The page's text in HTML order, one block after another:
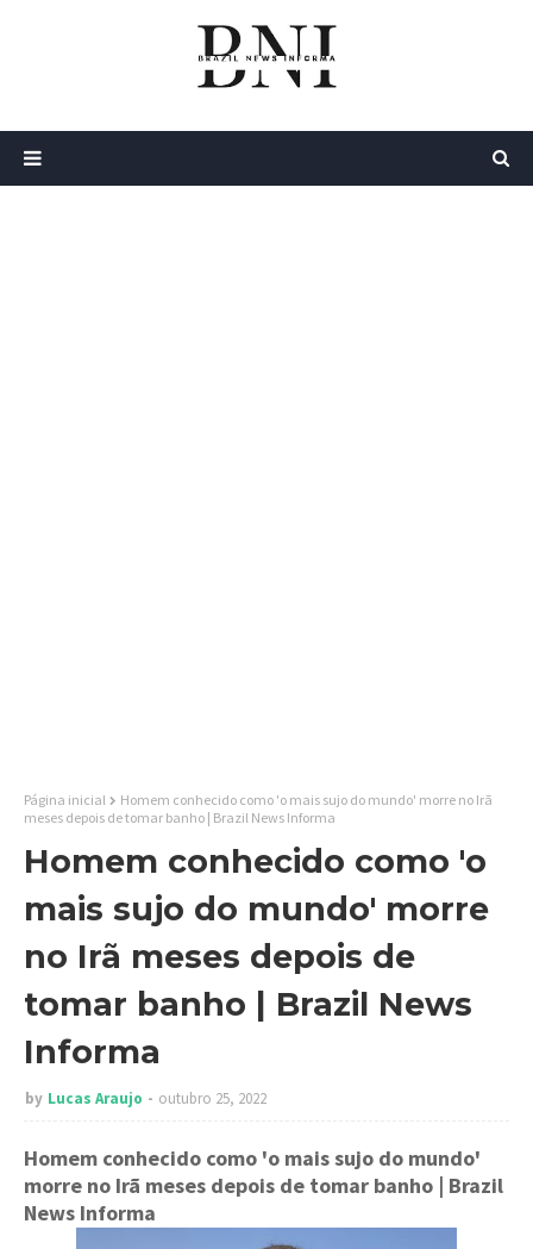
Página inicial
Homem conhecido como 'o mais sujo do mundo' morre no Irã
meses depois de tomar banho | Brazil News Informa
Homem conhecido como 'o
mais sujo do mundo' morre
no Irã meses depois de
tomar banho | Brazil News
Informa
by Lucas Araujo outubro 25, 2022
Homem conhecido como 'o mais sujo do mundo'
morre no Irã meses depois de tomar banho | Brazil
News Informa